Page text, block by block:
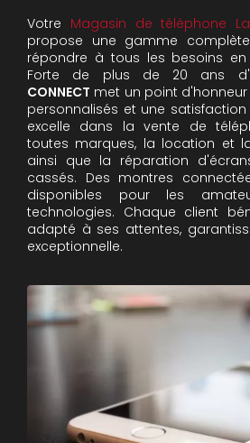
Votre Magasin de téléphone
propose une gamme
répondre à tous les besoins en
Forte de plus de 20 ans
CONNECT met un point
personnalisés et une satisfaction
excelle dans la vente de
toutes marques, la location et
ainsi que la réparation
cassés. Des montres
disponibles pour les
technologies. Chaque client
adapté à ses attentes,
exceptionnelle.